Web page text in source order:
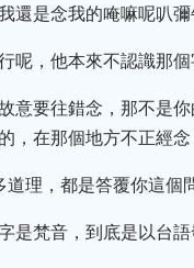
還是念我的唵嘛呢叭彌
呢，他本來不認識那
意要往錯念，那不是
，在那個地方不正經念
理，都是答覆你這個
是梵音，到底是以台